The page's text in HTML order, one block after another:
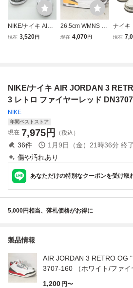
NIKE/ナイキ AIR J
ORDAN 3 RETRO
0
現在 3,520円
26.5cm WMNS AI
R JORDAN 3 RET
815 2000001668
221 TYO
現在 4,070円
ナイキ
トスニ
現在
NIKE/ナイキ AIR JORDAN 3
3 レトロ ファイヤーレッド
NIKE
年間ベストストア
現在 7,975円 （税込）
36件 1月9日（金）21時36分 終了
傷や汚れあり
あなただけの特別なクーポンを受け取
5,000円相当、落札価格がお得に
製品情報
AIR JORDAN 3 RETRO OG
3707-160 （ホワイト/ファイ
1,200 円〜